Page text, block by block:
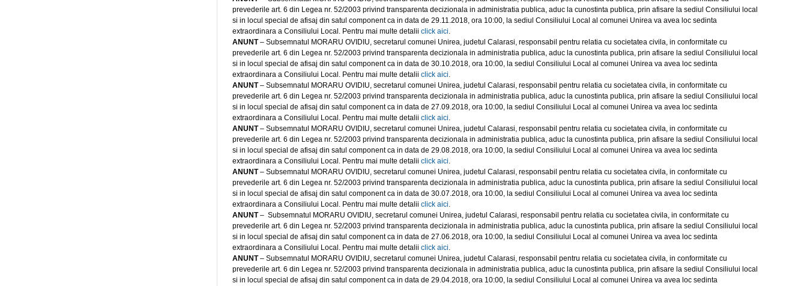
prevederile art. 6 din Legea nr. 52/2003 privind transparenta decizionala in administratia publica, aduc la cunostinta publica, prin afisare la sediul Consiliului local
si in locul special de afisaj din satul component ca in data de 29.11.2018, ora 10:00, la sediul Consiliului Local al comunei Unirea va avea loc sedinta
extraordinara a Consiliului Local. Pentru mai multe detalii click aici.
ANUNT– Subsemnatul MORARU OVIDIU, secretarul comunei Unirea, judetul Calarasi, responsabil pentru relatia cu societatea civila, in conformitate cu
prevederile art. 6 din Legea nr. 52/2003 privind transparenta decizionala in administratia publica, aduc la cunostinta publica, prin afisare la sediul Consiliului local
si in locul special de afisaj din satul component ca in data de 30.10.2018, ora 10:00, la sediul Consiliului Local al comunei Unirea va avea loc sedinta
extraordinara a Consiliului Local. Pentru mai multe detalii click aici.
ANUNT– Subsemnatul MORARU OVIDIU, secretarul comunei Unirea, judetul Calarasi, responsabil pentru relatia cu societatea civila, in conformitate cu
prevederile art. 6 din Legea nr. 52/2003 privind transparenta decizionala in administratia publica, aduc la cunostinta publica, prin afisare la sediul Consiliului local
si in locul special de afisaj din satul component ca in data de 27.09.2018, ora 10:00, la sediul Consiliului Local al comunei Unirea va avea loc sedinta
extraordinara a Consiliului Local. Pentru mai multe detalii click aici.
ANUNT– Subsemnatul MORARU OVIDIU, secretarul comunei Unirea, judetul Calarasi, responsabil pentru relatia cu societatea civila, in conformitate cu
prevederile art. 6 din Legea nr. 52/2003 privind transparenta decizionala in administratia publica, aduc la cunostinta publica, prin afisare la sediul Consiliului local
si in locul special de afisaj din satul component ca in data de 29.08.2018, ora 10:00, la sediul Consiliului Local al comunei Unirea va avea loc sedinta
extraordinara a Consiliului Local. Pentru mai multe detalii click aici.
ANUNT– Subsemnatul MORARU OVIDIU, secretarul comunei Unirea, judetul Calarasi, responsabil pentru relatia cu societatea civila, in conformitate cu
prevederile art. 6 din Legea nr. 52/2003 privind transparenta decizionala in administratia publica, aduc la cunostinta publica, prin afisare la sediul Consiliului local
si in locul special de afisaj din satul component ca in data de 30.07.2018, ora 10:00, la sediul Consiliului Local al comunei Unirea va avea loc sedinta
extraordinara a Consiliului Local. Pentru mai multe detalii click aici.
ANUNT– Subsemnatul MORARU OVIDIU, secretarul comunei Unirea, judetul Calarasi, responsabil pentru relatia cu societatea civila, in conformitate cu
prevederile art. 6 din Legea nr. 52/2003 privind transparenta decizionala in administratia publica, aduc la cunostinta publica, prin afisare la sediul Consiliului local
si in locul special de afisaj din satul component ca in data de 27.06.2018, ora 10:00, la sediul Consiliului Local al comunei Unirea va avea loc sedinta
extraordinara a Consiliului Local. Pentru mai multe detalii click aici.
ANUNT– Subsemnatul MORARU OVIDIU, secretarul comunei Unirea, judetul Calarasi, responsabil pentru relatia cu societatea civila, in conformitate cu
prevederile art. 6 din Legea nr. 52/2003 privind transparenta decizionala in administratia publica, aduc la cunostinta publica, prin afisare la sediul Consiliului local
si in locul special de afisaj din satul component ca in data de 29.04.2018, ora 10:00, la sediul Consiliului Local al comunei Unirea va avea loc sedinta